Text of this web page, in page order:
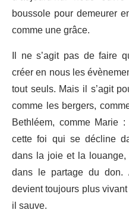
boussole pour demeurer
comme une grâce.
Il ne s’agit pas de faire
créer en nous les
tout seuls. Mais il s’agit
comme les bergers,
Bethléem, comme Marie
cette foi qui se décline
dans la joie et la
dans le partage du
devient toujours plus
il sauve.